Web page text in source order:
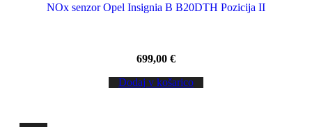
NOx senzor Opel Insignia B B20DTH Pozicija II
699,00 €
Dodaj v košarico